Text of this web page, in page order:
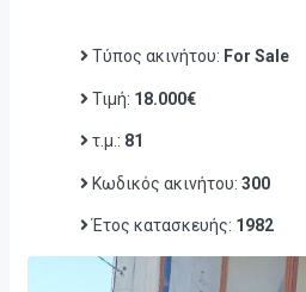
Τύπος ακινήτου: For Sale
Τιμή: 18.000€
τ.μ.: 81
Κωδικός ακινήτου: 300
Έτος κατασκευής: 1982